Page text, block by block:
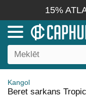
15%
Kangol
Beret sarkans